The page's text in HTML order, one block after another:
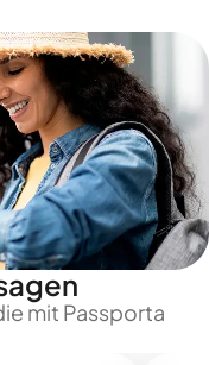
mit Passporta